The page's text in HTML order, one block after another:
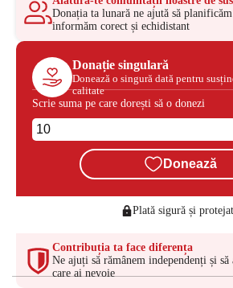
Donația ta lunară ne ajută să
informăm corect și echidistant
Donație singulară
Donează o singură dată pentru
calitate
Scrie suma pe care dorești să o donezi
Donează
Plată sigură și
Contribuția ta face diferența
Ne ajuți să rămânem independenți și
care ai nevoie